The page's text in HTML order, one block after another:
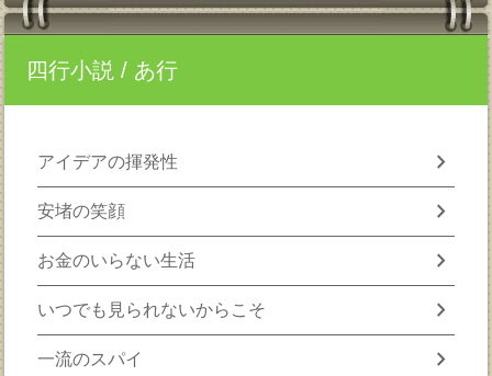
四行小説 / あ行
アイデアの揮発性 chevron_right
安堵の笑顔 chevron_right
お金のいらない生活 chevron_right
いつでも見られないからこそ chevron_right
一流のスパイ chevron_right